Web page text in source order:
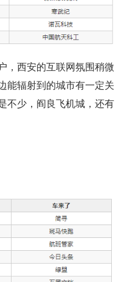
，西安的互联网氛围稍微
能辐射到的城市有一定关
不少，阎良飞机城，还有